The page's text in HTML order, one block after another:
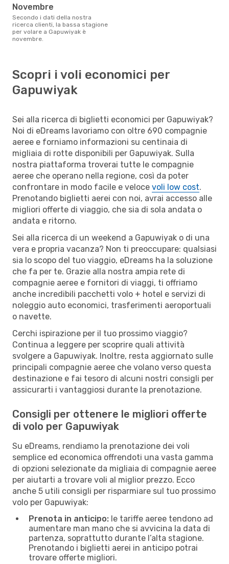
novembre
Secondo i dati della nostra
ricerca clienti, la bassa stagione
per volare a Gapuwiyak è
novembre.
Scopri i voli economici per
Gapuwiyak
Sei alla ricerca di biglietti economici per Gapuwiyak?
Noi di eDreams lavoriamo con oltre 690 compagnie
aeree e forniamo informazioni su centinaia di
migliaia di rotte disponibili per Gapuwiyak. Sulla
nostra piattaforma troverai tutte le compagnie
aeree che operano nella regione, così da poter
confrontare in modo facile e veloce voli low cost.
Prenotando biglietti aerei con noi, avrai accesso alle
migliori offerte di viaggio, che sia di sola andata o
andata e ritorno.
Sei alla ricerca di un weekend a Gapuwiyak o di una
vera e propria vacanza? Non ti preoccupare: qualsiasi
sia lo scopo del tuo viaggio, eDreams ha la soluzione
che fa per te. Grazie alla nostra ampia rete di
compagnie aeree e fornitori di viaggi, ti offriamo
anche incredibili pacchetti volo + hotel e servizi di
noleggio auto economici, trasferimenti aeroportuali
o navette.
Cerchi ispirazione per il tuo prossimo viaggio?
Continua a leggere per scoprire quali attività
svolgere a Gapuwiyak. Inoltre, resta aggiornato sulle
principali compagnie aeree che volano verso questa
destinazione e fai tesoro di alcuni nostri consigli per
assicurarti i vantaggiosi durante la prenotazione.
Consigli per ottenere le migliori offerte
di volo per Gapuwiyak
Su eDreams, rendiamo la prenotazione dei voli
semplice ed economica offrendoti una vasta gamma
di opzioni selezionate da migliaia di compagnie aeree
per aiutarti a trovare voli al miglior prezzo. Ecco
anche 5 utili consigli per risparmiare sul tuo prossimo
volo per Gapuwiyak:
Prenota in anticipo: le tariffe aeree tendono ad
aumentare man mano che si avvicina la data di
partenza, soprattutto durante l’alta stagione.
Prenotando i biglietti aerei in anticipo potrai
trovare offerte migliori.